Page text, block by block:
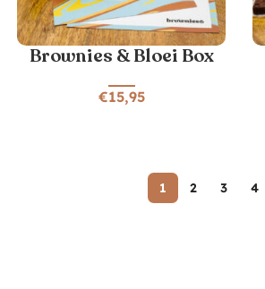
Brownies & Bloei Box
€15,95
1 2 3 4